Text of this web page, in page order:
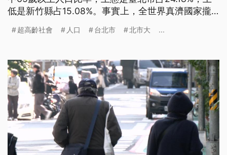
低是新竹縣占15.08%。事實上，全世界真濟國家攏
早期代表，啊若南韓、新加坡也面對勞動力減少、扶
超高齡社會 人口 台北市 北市大 ...